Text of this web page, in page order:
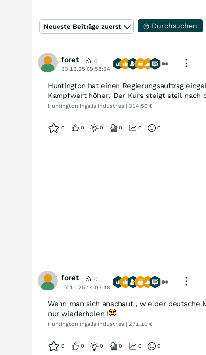
Neueste Beiträge zuerst Durchsuchen
foret
0
23.12.25 09:58:24
Huntington hat einen Regierungsauftrag
Kampfwert höher. Der Kurs steigt steil nach
Huntington Ingalls Industries | 314,50 €
0 0 0 0 0 0
foret
0
17.11.25 14:03:48
Wenn man sich anschaut , wie der deutsche
nur wiederholen !
Huntington Ingalls Industries | 271,10 €
0 0 0 0 0 0